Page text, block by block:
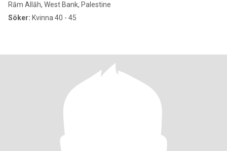
Rām Allāh, West Bank, Palestine
Söker: Kvinna 40 - 45